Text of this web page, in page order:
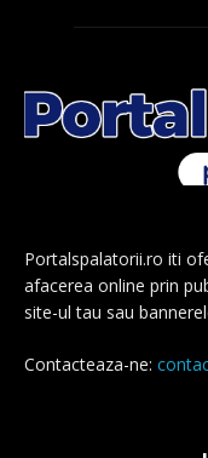
Portalspalatorii.ro iti
afacerea online prin
site-ul tau sau
Contacteaza-ne: